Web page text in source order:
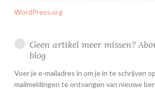
WordPress.org
Geen artikel meer missen?
blog
Voer je e-mailadres in om je in te schrijven
mailmeldingen te ontvangen van nieuwe